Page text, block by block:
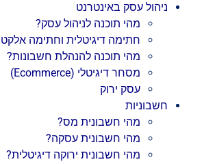
ניהול עסק באינטרנט
מהי תוכנה לניהול עסק?
חתימה דיגיטלית וחתימה
מהי תוכנה להנהלת חשבונות?
מסחר דיגיטלי (Ecommerce)
עסק ירוק
חשבוניות
מהי חשבונית מס?
מהי חשבונית עסקה?
מהי חשבונית ירוקה דיגיטלית?